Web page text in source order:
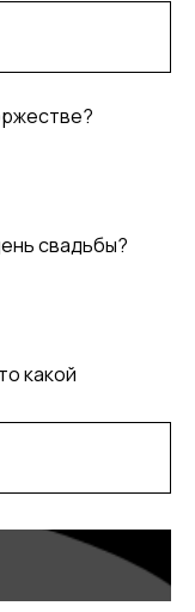
свадьбы?
какой